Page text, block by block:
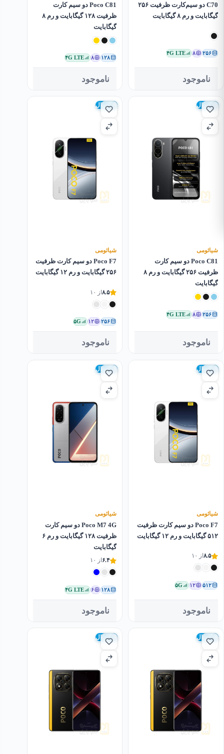
C70 دو سیم‌کارت ظرفیت ۲۵۶
گیگابایت و رم ۸ گیگابایت
۲۵۶ ۸ ۴G LTE
ناموجود
Poco C81 دو سیم کارت
ظرفیت ۱۲۸ گیگابایت و رم ۸
گیگابایت
۱۲۸ ۸ ۴G LTE
ناموجود
گلوبال
شیائومی
Poco C81 دو سیم کارت
ظرفیت ۲۵۶ گیگابایت و رم ۸
گیگابایت
۲۵۶ ۸ ۴G LTE
ناموجود
گلوبال
شیائومی
Poco F7 دو سیم کارت ظرفیت
۲۵۶ گیگابایت و رم ۱۲ گیگابایت
۸.۵از ۱۰
۲۵۶ ۱۲ ۵G
ناموجود
گلوبال
شیائومی
Poco F7 دو سیم کارت ظرفیت
۵۱۲ گیگابایت و رم ۱۲ گیگابایت
۸.۵ از ۱۰
۵۱۲ ۱۲ ۵G
ناموجود
گلوبال
شیائومی
Poco M7 4G دو سیم کارت
ظرفیت ۱۲۸ گیگابایت و رم ۶
گیگابایت
۶.۴ از ۱۰
۱۲۸ ۶ ۴G LTE
ناموجود
گلوبال گلوبال